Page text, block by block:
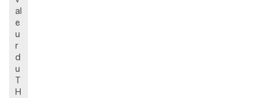
al
e
u
r
d
u
T
H